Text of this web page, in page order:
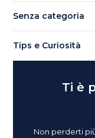
Senza categoria
Tips e Curiosità
Ti è
Non perderti